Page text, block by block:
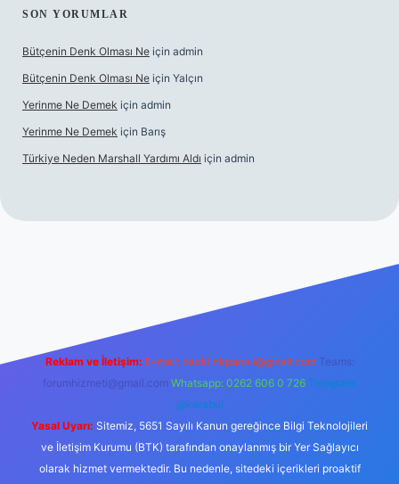
SON YORUMLAR
Bütçenin Denk Olması Ne için admin
Bütçenin Denk Olması Ne için Yalçın
Yerinme Ne Demek için admin
Yerinme Ne Demek için Barış
Türkiye Neden Marshall Yardımı Aldı için admin
hiltonbet yeni giriş
Reklam ve İletişim: E-mail: backlinkpaneli@gmail.com Teams:
forumhizmeti@gmail.com Whatsapp: 0262 606 0 726 Telegram:
@karabul
Yasal Uyarı: Sitemiz, 5651 Sayılı Kanun gereğince Bilgi Teknolojileri
ve İletişim Kurumu (BTK) tarafından onaylanmış bir Yer Sağlayıcı
olarak hizmet vermektedir. Bu nedenle, sitedeki içerikleri proaktif